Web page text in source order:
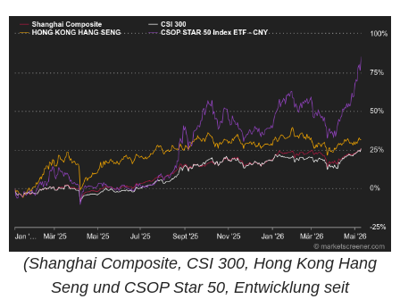
(Shanghai Composite, CSI 300, Hong Kong Hang
Seng und CSOP Star 50, Entwicklung seit